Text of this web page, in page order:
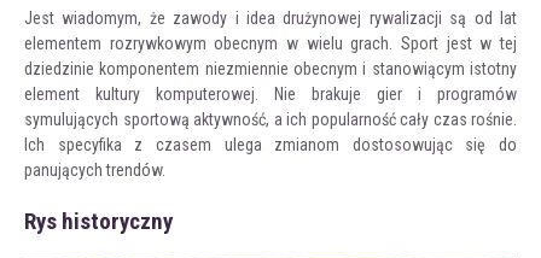
Jest wiadomym, że zawody i idea drużynowej rywalizacji są od lat
elementem rozrywkowym obecnym w wielu grach. Sport jest w tej
dziedzinie komponentem niezmiennie obecnym i stanowiącym istotny
element kultury komputerowej. Nie brakuje gier i programów
symulujących sportową aktywność, a ich popularność cały czas rośnie.
Ich specyfika z czasem ulega zmianom dostosowując się do
panujących trendów.
Rys historyczny